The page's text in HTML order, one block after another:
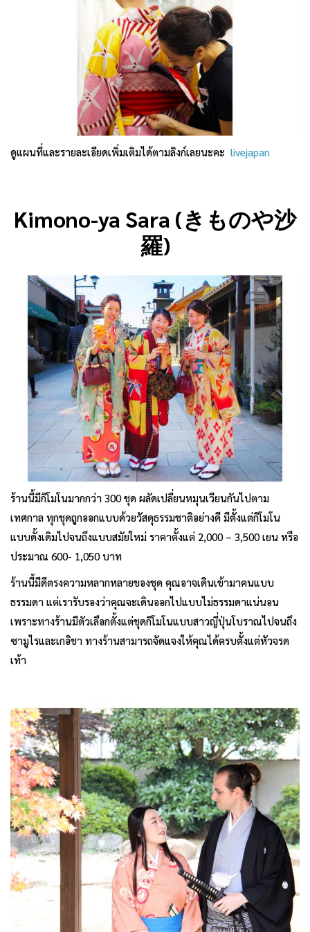
ดูแผนที่และรายละเอียดเพิ่มเติมได้ตามลิงก์เลยนะคะ livejapan
Kimono-ya Sara (きものや沙
羅)
ร้านนี้มีกิโมโนมากกว่า 300 ชุด ผลัดเปลี่ยนหมุนเวียนกันไปตาม
เทศกาล ทุกชุดถูกออกแบบด้วยวัสดุธรรมชาติอย่างดี มีตั้งแต่กิโมโน
แบบดั้งเดิมไปจนถึงแบบสมัยใหม่ ราคาตั้งแต่ 2,000 – 3,500 เยน หรือ
ประมาณ 600- 1,050 บาท
ร้านนี้มีดีตรงความหลากหลายของชุด คุณอาจเดินเข้ามาคนแบบ
ธรรมดา แต่เรารับรองว่าคุณจะเดินออกไปแบบไม่ธรรมดาแน่นอน
เพราะทางร้านมีตัวเลือกตั้งแต่ชุดกิโมโนแบบสาวญี่ปุ่นโบราณไปจนถึง
ซามูไรและเกอิชา ทางร้านสามารถจัดแจงให้คุณได้ครบตั้งแต่หัวจรด
เท้า